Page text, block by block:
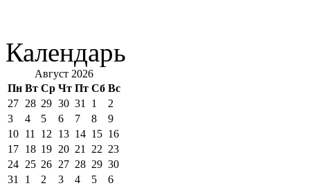
Календарь
Август 2026
Пн Вт Ср Чт Пт Сб Вс
27 28 29 30 31 1
2
3
4 5 6 7 8
9
10 11 12 13 14 15 16
17 18 19 20 21 22 23
24 25 26 27 28 29 30
31
1 2 3 4 5 6